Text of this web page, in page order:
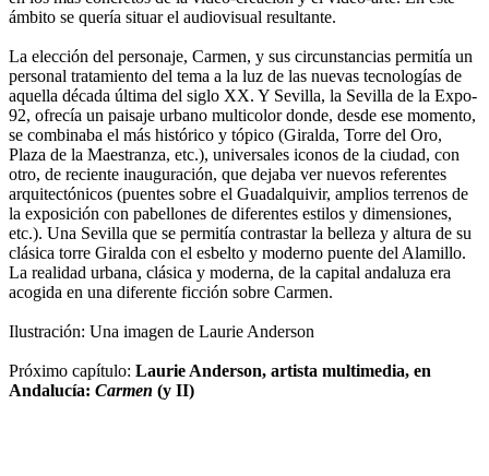
ámbito se quería situar el audiovisual resultante.
La elección del personaje, Carmen, y sus circunstancias permitía un
personal tratamiento del tema a la luz de las nuevas tecnologías de
aquella década última del siglo XX. Y Sevilla, la Sevilla de la Expo-
92, ofrecía un paisaje urbano multicolor donde, desde ese momento,
se combinaba el más histórico y tópico (Giralda, Torre del Oro,
Plaza de la Maestranza, etc.), universales iconos de la ciudad, con
otro, de reciente inauguración, que dejaba ver nuevos referentes
arquitectónicos (puentes sobre el Guadalquivir, amplios terrenos de
la exposición con pabellones de diferentes estilos y dimensiones,
etc.). Una Sevilla que se permitía contrastar la belleza y altura de su
clásica torre Giralda con el esbelto y moderno puente del Alamillo.
La realidad urbana, clásica y moderna, de la capital andaluza era
acogida en una diferente ficción sobre Carmen.
Ilustración: Una imagen de Laurie Anderson
Próximo capítulo: Laurie Anderson, artista multimedia, en
Andalucía: Carmen (y II)